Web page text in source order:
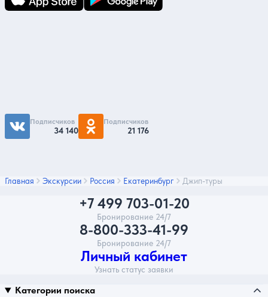
Подписчиков
34 140
Подписчиков
21 176
Главная Экскурсии Россия Екатеринбург Джип-туры
+7 499 703-01-20
Бронирование 24/7
8-800-333-41-99
Бронирование 24/7
Личный кабинет
Узнать статус заявки
Категории поиска